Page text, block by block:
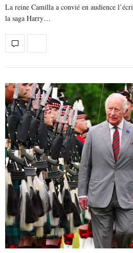
La reine Camilla a convié en audience
la saga Harry…